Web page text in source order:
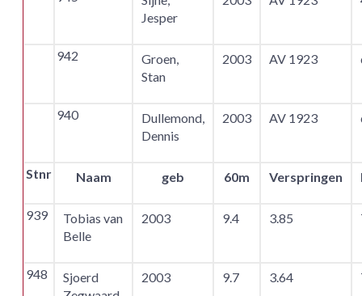
Jesper
942
Groen,
Stan
2003 AV 1923
940
Dullemond,
Dennis
2003 AV 1923
Stnr Naam geb 60m Verspringen
939
Tobias van
Belle
2003 9.4 3.85
948
Sjoerd
2003 9.7 3.64